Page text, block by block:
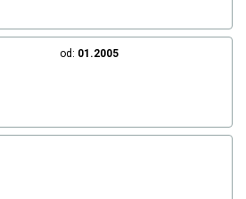
od: 01.2005